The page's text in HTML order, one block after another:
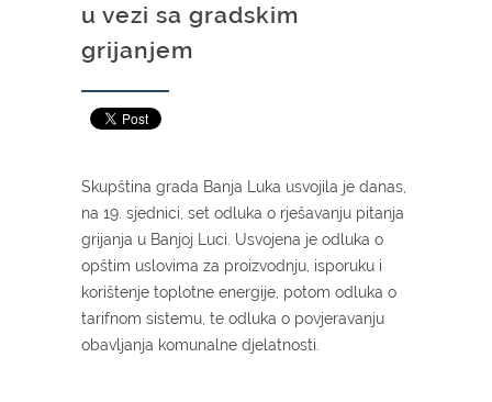
u vezi sa gradskim
grijanjem
Skupština grada Banja Luka usvojila je danas,
na 19. sjednici, set odluka o rješavanju pitanja
grijanja u Banjoj Luci. Usvojena je odluka o
opštim uslovima za proizvodnju, isporuku i
korištenje toplotne energije, potom odluka o
tarifnom sistemu, te odluka o povjeravanju
obavljanja komunalne djelatnosti.